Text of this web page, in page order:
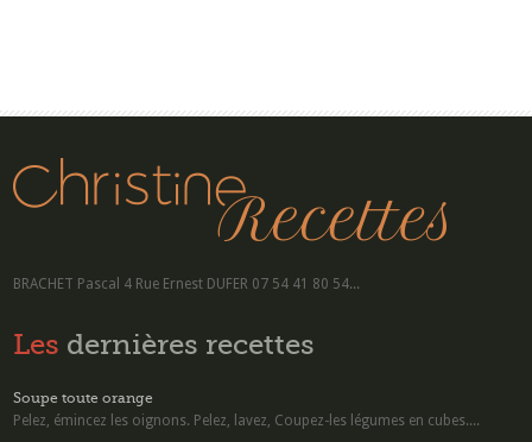
BRACHET Pascal 4 Rue Ernest DUFER 07 54 41 80 54...
Les dernières recettes
Soupe toute orange
Pelez, émincez les oignons. Pelez, lavez, Coupez-les légumes en cubes....